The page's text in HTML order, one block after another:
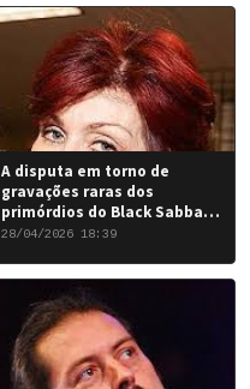
A disputa em torno de
gravações raras dos
primórdios do Black Sabbath
chegou a um desfecho
28/04/2026 18:39